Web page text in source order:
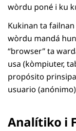
wòrdu poné i ku
Kukinan ta
wòrdu mandá
“browser” ta
usa (kòmpiuter,
propósito
usuario
Analítiko i